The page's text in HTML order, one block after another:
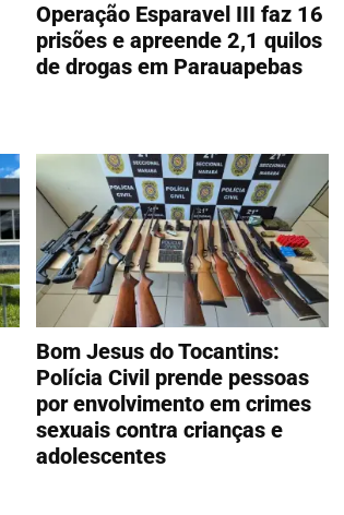
Operação Esparavel III faz 16
prisões e apreende 2,1 quilos
de drogas em Parauapebas
Bom Jesus do Tocantins:
Polícia Civil prende pessoas
por envolvimento em crimes
sexuais contra crianças e
adolescentes